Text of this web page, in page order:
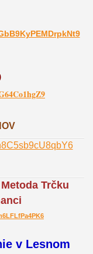
Trčku
v Lesnom